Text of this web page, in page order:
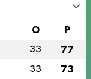
O P
33 77
33 73